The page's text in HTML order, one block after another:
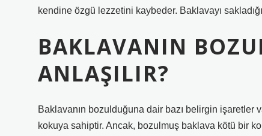
kendine özgü lezzetini kaybeder. Baklavayı
BAKLAVANIN
ANLAŞILIR?
Baklavanın bozulduğuna dair bazı belirgin işaretler
kokuya sahiptir. Ancak, bozulmuş baklava kötü bir